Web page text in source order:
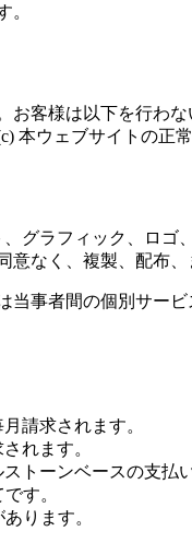
。
客様は以下を行わ
本ウェブサイトの正
グラフィック、ロゴ
なく、複製、配布、
当事者間の個別サー
請求されます。
れます。
トーンベースの支払
す。
ります。